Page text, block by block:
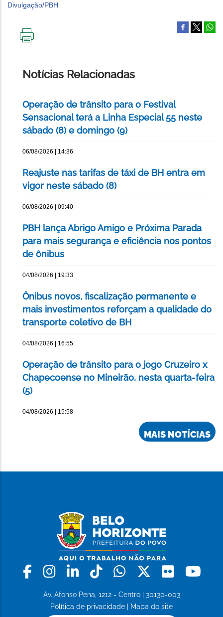
Notícias Relacionadas
Operação de trânsito para o Festival
Sensacional terá a Linha Especial 55 neste
sábado (8) e domingo (9)
06/08/2026 | 14:36
Reajuste nas tarifas de táxi de BH entra em
vigor neste sábado (8)
06/08/2026 | 09:40
PBH lança Abrigo Amigo e Próxima Parada
para mais segurança e eficiência nos pontos
de ônibus
04/08/2026 | 19:33
Ônibus novos, fiscalização permanente e
mais investimentos reforçam a qualidade do
transporte coletivo de BH
04/08/2026 | 16:55
Operação de trânsito para o jogo Cruzeiro x
Chapecoense no Mineirão, nesta quarta-feira
(5)
04/08/2026 | 15:58
MAIS NOTÍCIAS
Facebook
Instagram
LinkedinTiktokWhatsapp
X Flickr
Av. Afonso Pena, 1212 - Centro | 30130-003
Política de privacidade
Mapa do site